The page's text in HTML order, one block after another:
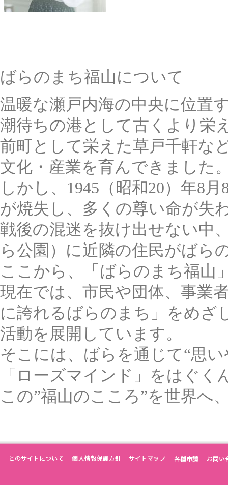
ばらのまち福山について
温暖な瀬戸内海の中央に位置
潮待ちの港として古くより栄
前町として栄えた草戸千軒な
文化・産業を育んできました
しかし、1945（昭和20）年8
が焼失し、多くの尊い命が失
戦後の混迷を抜け出せない中
ら公園）に近隣の住民がばら
ここから、「ばらのまち福山
現在では、市民や団体、事業
に誇れるばらのまち」をめざ
活動を展開しています。
そこには、ばらを通じて“思
「ローズマインド」をはぐ
この”福山のこころ”を世界へ